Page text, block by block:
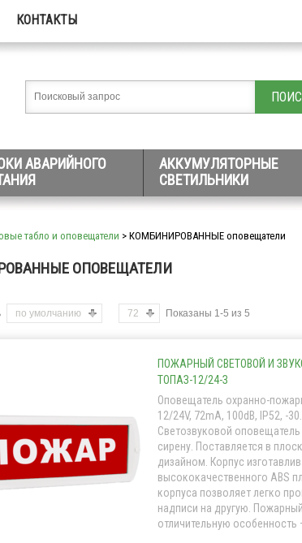
КОНТАКТЫ
АВАРИЙНОГО
АККУМУЛЯТОРНЫЕ
СВЕТИЛЬНИКИ
табло и оповещатели > КОМБИНИРОВАННЫЕ оповещатели
ОПОВЕЩАТЕЛИ
по умолчанию 72 Показаны 1-5 из 5
ПОЖАРНЫЙ СВЕТОВОЙ И
ТОПАЗ-12/24-З
Оповещатель охранно-
12/24V, 72mA, 100dB, IP52, -
Светозвуковой
сирену. Поставляется в
дизайном. Корпус
высококачественного ABS
корпуса позволяет легко
надписи на другую.
отличительную особенность